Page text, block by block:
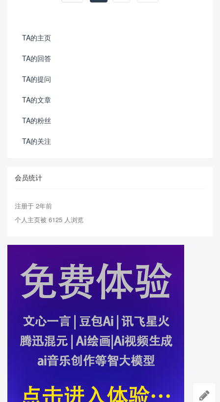
TA的主页
TA的回答
TA的提问
TA的文章
TA的粉丝
TA的关注
会员统计
注册于 2年前
个人主页被 6125 人浏览